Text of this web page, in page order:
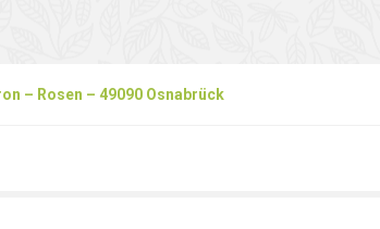
– Rosen – 49090 Osnabrück